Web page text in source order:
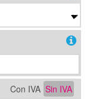
Con IVA Sin IVA